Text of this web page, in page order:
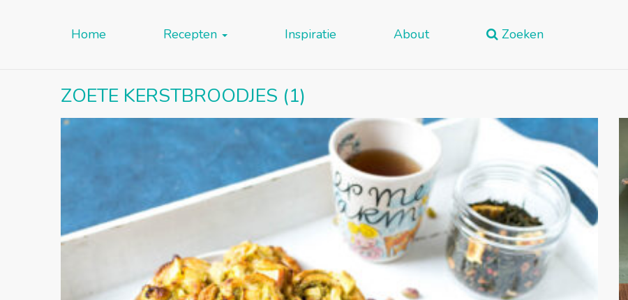
Home Recepten Inspiratie About Zoeken
ZOETE KERSTBROODJES (1)